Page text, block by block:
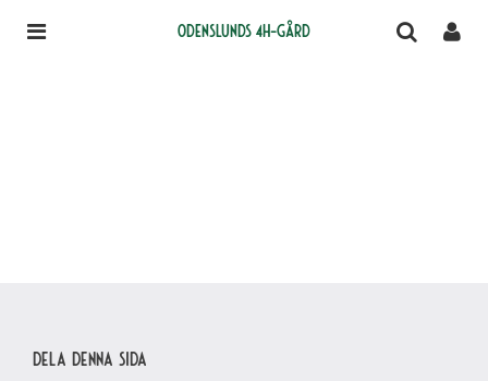
Odenslunds 4H-gård
Dela denna sida